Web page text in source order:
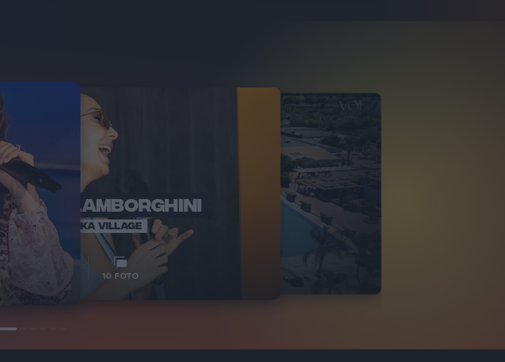
LAMBORGHINI
VOI TANKA VILLAGE
10 FOTO
RADIO ITALIA
VOI TANKA VILLAGE